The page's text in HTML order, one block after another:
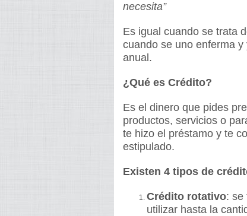
necesita”
Es igual cuando se trata
cuando se uno enferma
anual.
¿Qué es Crédito?
Es el dinero que pides
productos, servicios o
te hizo el préstamo y te
estipulado.
Existen 4 tipos de
Crédito rotativo: se
utilizar hasta la